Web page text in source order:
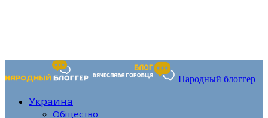
Народный блоггер
Украина
Общество